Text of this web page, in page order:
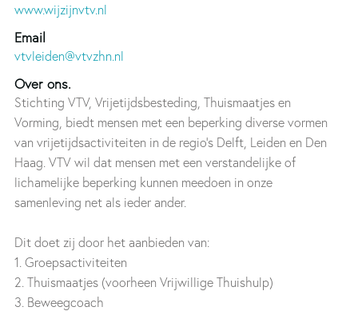
www.wijzijnvtv.nl
Email
vtvleiden@vtvzhn.nl
Over ons.
Stichting VTV, Vrijetijdsbesteding, Thuismaatjes en
Vorming, biedt mensen met een beperking diverse vormen
van vrijetijdsactiviteiten in de regio’s Delft, Leiden en Den
Haag. VTV wil dat mensen met een verstandelijke of
lichamelijke beperking kunnen meedoen in onze
samenleving net als ieder ander.
Dit doet zij door het aanbieden van:
1. Groepsactiviteiten
2. Thuismaatjes (voorheen Vrijwillige Thuishulp)
3. Beweegcoach